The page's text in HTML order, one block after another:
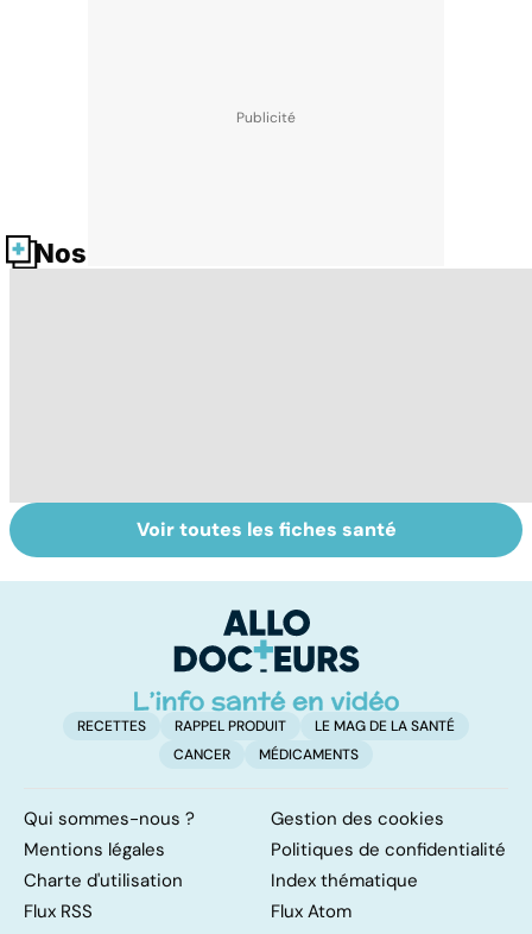
Nos fiches santé
Automne-hiver,
le temps de la
Post-partum : un
bouleversement
naissance
Voir toutes les fiches santé
RECETTES RAPPEL PRODUIT
LE MAG DE LA SANTÉ
CANCER
MÉDICAMENTS
Qui sommes-nous ?
Gestion des cookies
Mentions légales
Politiques de confidentialité
Charte d'utilisation
Index thématique
Flux RSS
Flux Atom